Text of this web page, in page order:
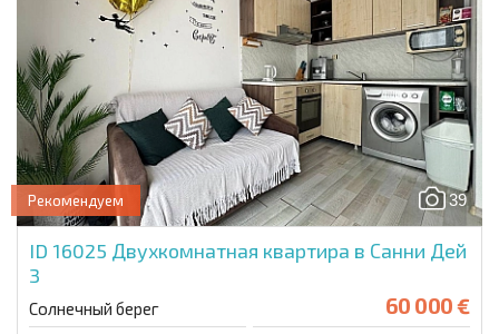
39
Рекомендуем
ID 16025 Двухкомнатная квартира в Санни Дей
3
Солнечный берег 60 000 €